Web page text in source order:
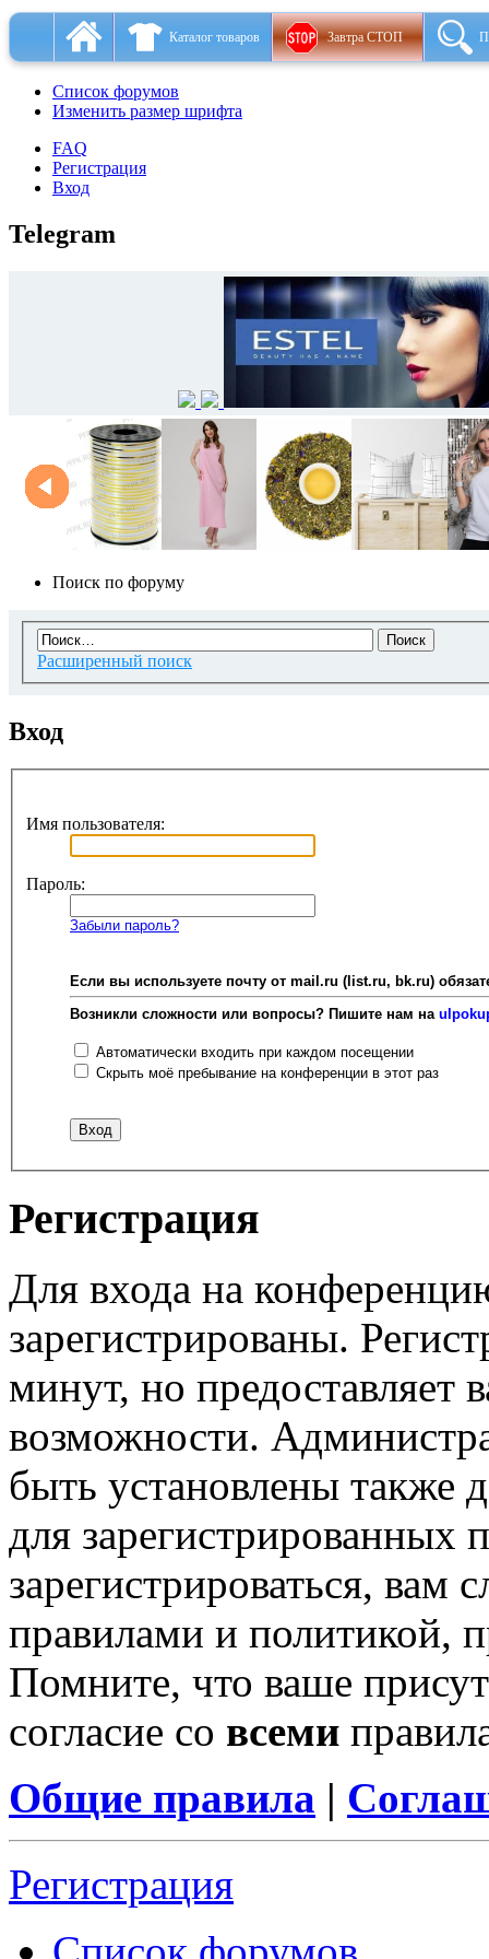
Каталог товаров Завтра СТОП
Список форумов
Изменить размер шрифта
FAQ
Регистрация
Вход
Telegram
Поиск по форуму
Расширенный поиск
Вход
Имя пользователя:
Пароль:
Забыли пароль?
Если вы используете почту от mail.ru (list.ru, bk.ru)
Возникли сложности или вопросы? Пишите нам на
Автоматически входить при каждом посещении
Скрыть моё пребывание на конференции в этот раз
Регистрация
Для входа на
зарегистрированы.
минут, но предоставляет
возможности.
быть установлены также
для зарегистрированных
зарегистрироваться, вам
правилами и политикой,
Помните, что ваше
согласие со всеми
Общие правила |
Регистрация